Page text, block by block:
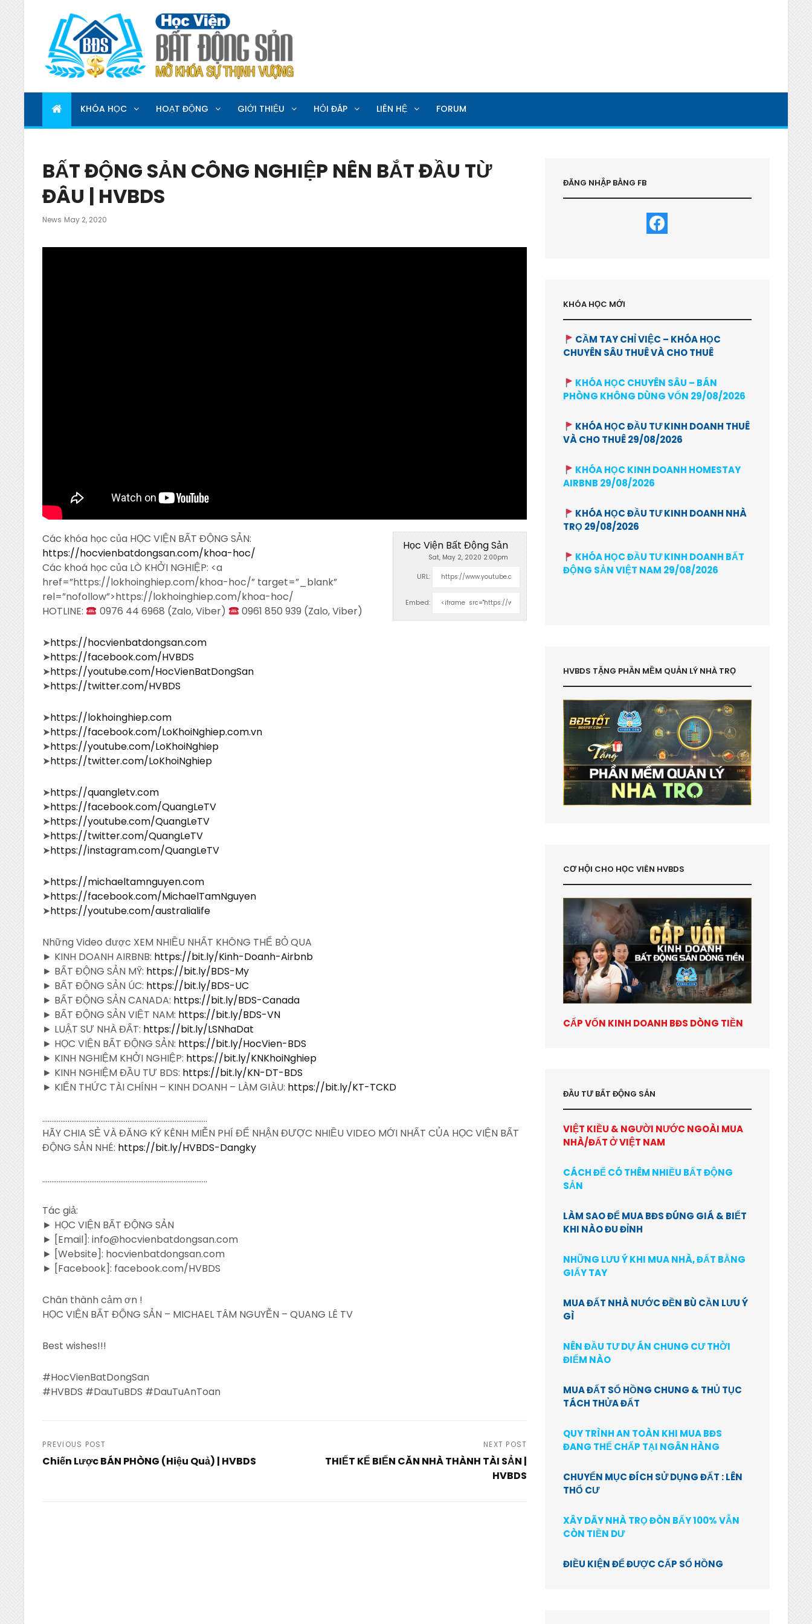
HỌC VIỆN BẤT ĐỘNG SẢN
MỞ KHOÁ SỰ THỊNH VƯỢNG
KHÓA HỌC HOẠT ĐỘNG GIỚI THIỆU HỎI ĐÁP LIÊN HỆ FORUM
BẤT ĐỘNG SẢN CÔNG NGHIỆP NÊN BẮT ĐẦU TỪ
ĐÂU | HVBDS
News Posted
May 2, 2020
Học Viện Bất Động Sản
Sat, May 2, 2020 2:00pm
URL:
Embed:
Các khóa học của HỌC VIỆN BẤT ĐỘNG SẢN:
https://hocvienbatdongsan.com/khoa-hoc/
Các khoá học của LÒ KHỞI NGHIỆP: <a
href=”https://lokhoinghiep.com/khoa-hoc/” target=”_blank”
rel=”nofollow”>https://lokhoinghiep.com/khoa-hoc/
HOTLINE:
0976 44 6968 (Zalo, Viber) 0961 850 939 (Zalo, Viber)
➤https://hocvienbatdongsan.com
➤https://facebook.com/HVBDS
➤https://youtube.com/HocVienBatDongSan
➤https://twitter.com/HVBDS
➤https://lokhoinghiep.com
➤https://facebook.com/LoKhoiNghiep.com.vn
➤https://youtube.com/LoKhoiNghiep
➤https://twitter.com/LoKhoiNghiep
➤https://quangletv.com
➤https://facebook.com/QuangLeTV
➤https://youtube.com/QuangLeTV
➤https://twitter.com/QuangLeTV
➤https://instagram.com/QuangLeTV
➤https://michaeltamnguyen.com
➤https://facebook.com/MichaelTamNguyen
➤https://youtube.com/australialife
Những Video được XEM NHIỀU NHẤT KHÔNG THỂ BỎ QUA
► KINH DOANH AIRBNB: https://bit.ly/Kinh-Doanh-Airbnb
► BẤT ĐỘNG SẢN MỸ: https://bit.ly/BDS-My
► BẤT ĐỘNG SẢN ÚC: https://bit.ly/BDS-UC
► BẤT ĐỘNG SẢN CANADA: https://bit.ly/BDS-Canada
► BẤT ĐỘNG SẢN VIỆT NAM: https://bit.ly/BDS-VN
► LUẬT SƯ NHÀ ĐẤT: https://bit.ly/LSNhaDat
► HỌC VIỆN BẤT ĐỘNG SẢN: https://bit.ly/HocVien-BDS
► KINH NGHIỆM KHỞI NGHIỆP: https://bit.ly/KNKhoiNghiep
► KINH NGHIỆM ĐẦU TƯ BDS: https://bit.ly/KN-DT-BDS
► KIẾN THỨC TÀI CHÍNH – KINH DOANH – LÀM GIÀU: https://bit.ly/KT-TCKD
……………………………………………………………………………….
HÃY CHIA SẺ VÀ ĐĂNG KÝ KÊNH MIỄN PHÍ ĐỂ NHẬN ĐƯỢC NHIỀU VIDEO MỚI NHẤT CỦA HỌC VIỆN BẤT
ĐỘNG SẢN NHÉ: https://bit.ly/HVBDS-Dangky
……………………………………………………………………………….
Tác giả:
► HỌC VIỆN BẤT ĐỘNG SẢN
► [Email]: info@hocvienbatdongsan.com
► [Website]: hocvienbatdongsan.com
► [Facebook]: facebook.com/HVBDS
Chân thành cảm ơn !
HỌC VIỆN BẤT ĐỘNG SẢN – MICHAEL TÂM NGUYỄN – QUANG LÊ TV
Best wishes!!!
#HocVienBatDongSan
#HVBDS #DauTuBDS #DauTuAnToan
Post
navigation
PREVIOUS POST
Chiến Lược BÁN PHÒNG (Hiệu Quả) | HVBDS
NEXT POST
THIẾT KẾ BIẾN CĂN NHÀ THÀNH TÀI SẢN |
HVBDS
ĐĂNG NHẬP BẰNG FB
KHÓA HỌC MỚI
CẦM TAY CHỈ VIỆC – KHÓA HỌC
CHUYÊN SÂU THUÊ VÀ CHO THUÊ
KHÓA HỌC CHUYÊN SÂU – BÁN
PHÒNG KHÔNG DÙNG VỐN 29/08/2026
KHÓA HỌC ĐẦU TƯ KINH DOANH THUÊ
VÀ CHO THUÊ 29/08/2026
KHÓA HỌC KINH DOANH HOMESTAY
AIRBNB 29/08/2026
KHÓA HỌC ĐẦU TƯ KINH DOANH NHÀ
TRỌ 29/08/2026
KHÓA HỌC ĐẦU TƯ KINH DOANH BẤT
ĐỘNG SẢN VIỆT NAM 29/08/2026
HVBDS TẶNG PHẦN MỀM QUẢN LÝ NHÀ TRỌ
CƠ HỘI CHO HỌC VIÊN HVBDS
CẤP VỐN KINH DOANH BĐS DÒNG TIỀN
ĐẦU TƯ BẤT ĐỘNG SẢN
VIỆT KIỀU & NGƯỜI NƯỚC NGOÀI MUA
NHÀ/ĐẤT Ở VIỆT NAM
CÁCH ĐỂ CÓ THÊM NHIỀU BẤT ĐỘNG
SẢN
LÀM SAO ĐỂ MUA BĐS ĐÚNG GIÁ & BIẾT
KHI NÀO ĐU ĐỈNH
NHỮNG LƯU Ý KHI MUA NHÀ, ĐẤT BẰNG
GIẤY TAY
MUA ĐẤT NHÀ NƯỚC ĐỀN BÙ CẦN LƯU Ý
GÌ
NÊN ĐẦU TƯ DỰ ÁN CHUNG CƯ THỜI
ĐIỂM NÀO
MUA ĐẤT SỔ HỒNG CHUNG & THỦ TỤC
TÁCH THỬA ĐẤT
QUY TRÌNH AN TOÀN KHI MUA BĐS
ĐANG THẾ CHẤP TẠI NGÂN HÀNG
CHUYỂN MỤC ĐÍCH SỬ DỤNG ĐẤT : LÊN
THỔ CƯ
XÂY DÃY NHÀ TRỌ ĐÒN BẨY 100% VẪN
CÒN TIỀN DƯ
ĐIỀU KIỆN ĐỂ ĐƯỢC CẤP SỔ HỒNG